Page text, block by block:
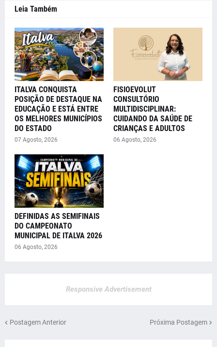
Leia Também
ITALVA CONQUISTA
POSIÇÃO DE DESTAQUE NA
EDUCAÇÃO E ESTÁ ENTRE
OS MELHORES MUNICÍPIOS
DO ESTADO
07 Agosto, 2026
FISIOEVOLUT
CONSULTÓRIO
MULTIDISCIPLINAR:
CUIDANDO DA SAÚDE DE
CRIANÇAS E ADULTOS
06 Agosto, 2026
DEFINIDAS AS SEMIFINAIS
DO CAMPEONATO
MUNICIPAL DE ITALVA 2026
06 Agosto, 2026
Responsive Advertisement
Postagem Anterior Próxima Postagem